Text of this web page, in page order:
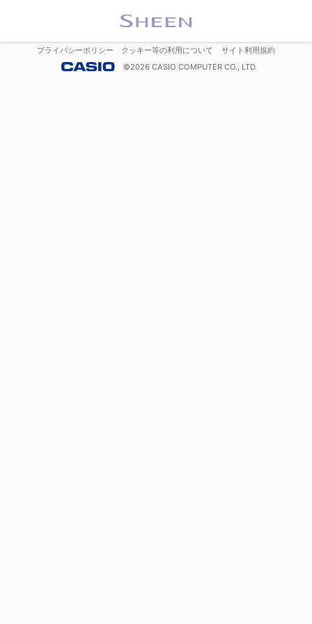
プライバシーポリシー クッキー等の利用について
サイト利用規約
©2026 CASIO COMPUTER CO., LTD.